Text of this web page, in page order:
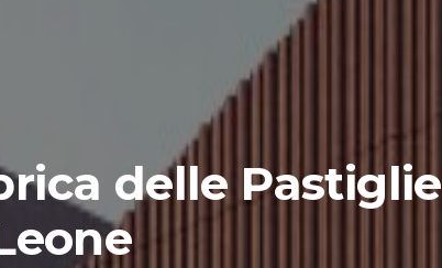
delle Pastiglie